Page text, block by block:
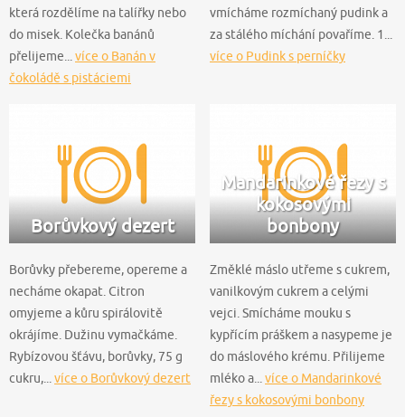
která rozdělíme na talířky nebo
do misek. Kolečka banánů
přelijeme... více o Banán v
čokoládě s pistáciemi
vmícháme rozmíchaný pudink a
za stálého míchání povaříme. 1...
více o Pudink s perníčky
Borůvkový dezert
Borůvky přebereme, opereme a
necháme okapat. Citron
omyjeme a kůru spirálovitě
okrájíme. Dužinu vymačkáme.
Rybízovou šťávu, borůvky, 75 g
cukru,... více o Borůvkový dezert
Mandarinkové řezy s
kokosovými
bonbony
Změklé máslo utřeme s cukrem,
vanilkovým cukrem a celými
vejci. Smícháme mouku s
kypřícím práškem a nasypeme je
do máslového krému. Přilijeme
mléko a... více o Mandarinkové
řezy s kokosovými bonbony